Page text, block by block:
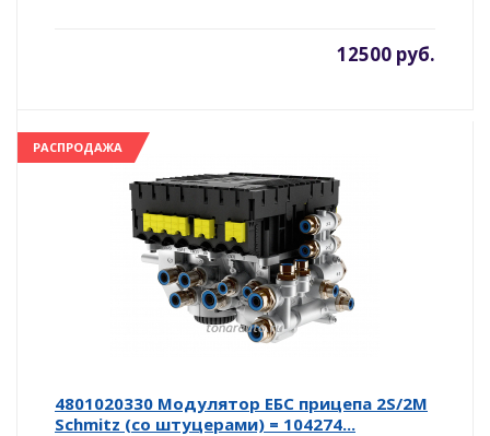
12500 руб.
РАСПРОДАЖА
4801020330 Модулятор ЕБС прицепа 2S/2M
Schmitz (со штуцерами) = 104274...